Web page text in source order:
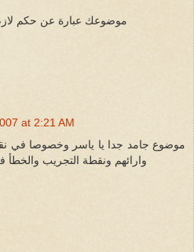
موضوعك عبارة عن حكم لازم
at 2:21 AM
موضوع جامد جدا يا ياسر وخصوصا في
وارائهم ونقطة التجريب والخطأ